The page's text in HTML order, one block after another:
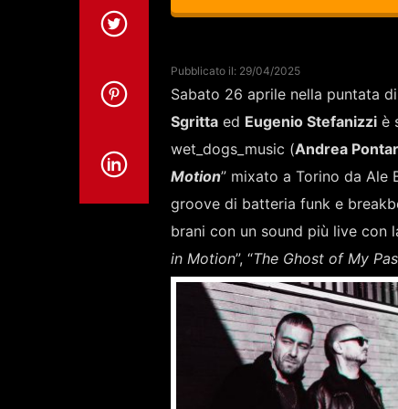
Pubblicato il: 29/04/2025
Sabato 26 aprile nella puntata di
Sgrittaed Eugenio Stefanizziè
wet_dogs_music (Andrea
Motion” mixato a Torino da Ale
groove di batteria funk e
brani con un sound più live con
in Motion”, “The Ghost of My